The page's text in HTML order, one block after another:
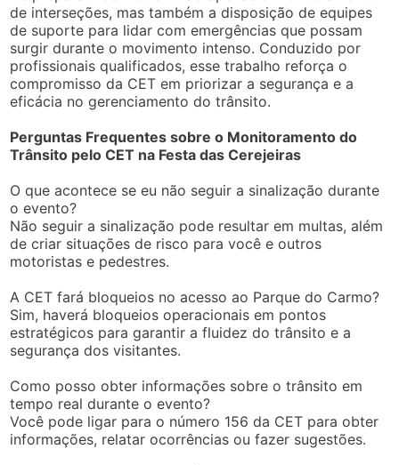
de interseções, mas também a disposição de equipes
de suporte para lidar com emergências que possam
surgir durante o movimento intenso. Conduzido por
profissionais qualificados, esse trabalho reforça o
compromisso da CET em priorizar a segurança e a
eficácia no gerenciamento do trânsito.
Perguntas Frequentes sobre o Monitoramento do
Trânsito pelo CET na Festa das Cerejeiras
O que acontece se eu não seguir a sinalização durante
o evento?
Não seguir a sinalização pode resultar em multas, além
de criar situações de risco para você e outros
motoristas e pedestres.
A CET fará bloqueios no acesso ao Parque do Carmo?
Sim, haverá bloqueios operacionais em pontos
estratégicos para garantir a fluidez do trânsito e a
segurança dos visitantes.
Como posso obter informações sobre o trânsito em
tempo real durante o evento?
Você pode ligar para o número 156 da CET para obter
informações, relatar ocorrências ou fazer sugestões.